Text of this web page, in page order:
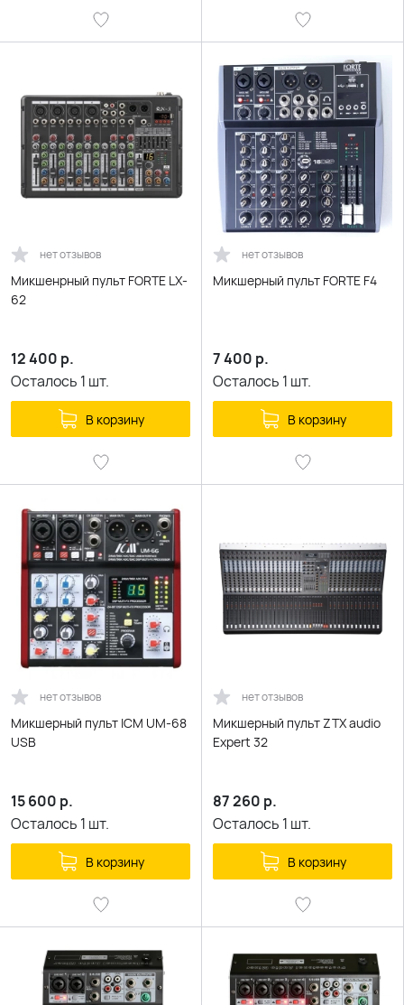
нет отзывов
Микшенрный пульт FORTE LX-
62
12 400 р.
Осталось 1 шт.
В корзину
нет отзывов
Микшерный пульт FORTE F4
7 400 р.
Осталось 1 шт.
В корзину
нет отзывов
Микшерный пульт ICM UM-68
USB
15 600 р.
Осталось 1 шт.
В корзину
нет отзывов
Mикшерный пульт ZTX audio
Expert 32
87 260 р.
Осталось 1 шт.
В корзину